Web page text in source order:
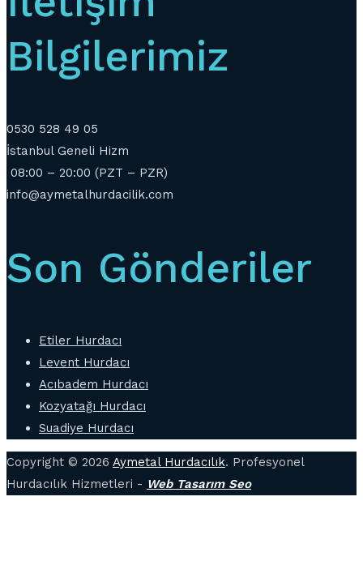
Bilgilerimiz
0530 528 49 05
İstanbul Geneli Hizm
08:00 – 20:00 (PZT – PZR)
info@aymetalhurdacilik.com
Son Gönderiler
Etiler Hurdacı
Levent Hurdacı
Acıbadem Hurdacı
Kozyatağı Hurdacı
Suadiye Hurdacı
Copyright © 2026 Aymetal Hurdacılık. Profesyonel
Hurdacılık Hizmetleri - Web Tasarım Seo